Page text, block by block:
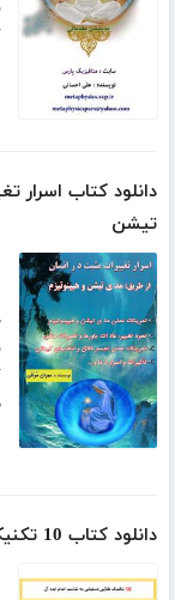
دانلود کتاب اسرار
تیشن
دانلود کتاب 10 تکنیک طلایی دستیابی به تناسب اندام ایده آل